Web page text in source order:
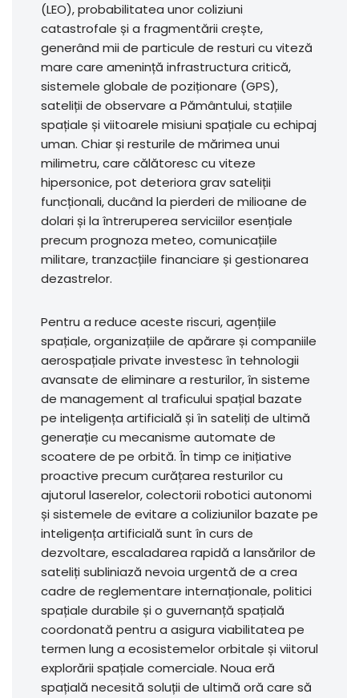
(LEO), probabilitatea unor coliziuni
catastrofale și a fragmentării crește,
generând mii de particule de resturi cu viteză
mare care amenință infrastructura critică,
sistemele globale de poziționare (GPS),
sateliții de observare a Pământului, stațiile
spațiale și viitoarele misiuni spațiale cu echipaj
uman. Chiar și resturile de mărimea unui
milimetru, care călătoresc cu viteze
hipersonice, pot deteriora grav sateliții
funcționali, ducând la pierderi de milioane de
dolari și la întreruperea serviciilor esențiale
precum prognoza meteo, comunicațiile
militare, tranzacțiile financiare și gestionarea
dezastrelor.
Pentru a reduce aceste riscuri, agențiile
spațiale, organizațiile de apărare și companiile
aerospațiale private investesc în tehnologii
avansate de eliminare a resturilor, în sisteme
de management al traficului spațial bazate
pe inteligența artificială și în sateliți de ultimă
generație cu mecanisme automate de
scoatere de pe orbită. În timp ce inițiative
proactive precum curățarea resturilor cu
ajutorul laserelor, colectorii robotici autonomi
și sistemele de evitare a coliziunilor bazate pe
inteligența artificială sunt în curs de
dezvoltare, escaladarea rapidă a lansărilor de
sateliți subliniază nevoia urgentă de a crea
cadre de reglementare internaționale, politici
spațiale durabile și o guvernanță spațială
coordonată pentru a asigura viabilitatea pe
termen lung a ecosistemelor orbitale și viitorul
explorării spațiale comerciale. Noua eră
spațială necesită soluții de ultimă oră care să